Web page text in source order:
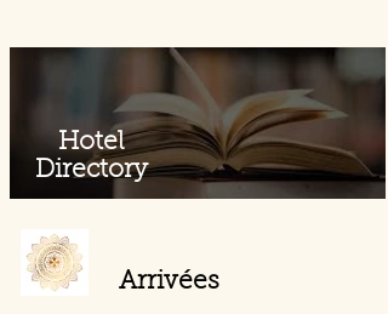
Hotel
Directory
Arrivées